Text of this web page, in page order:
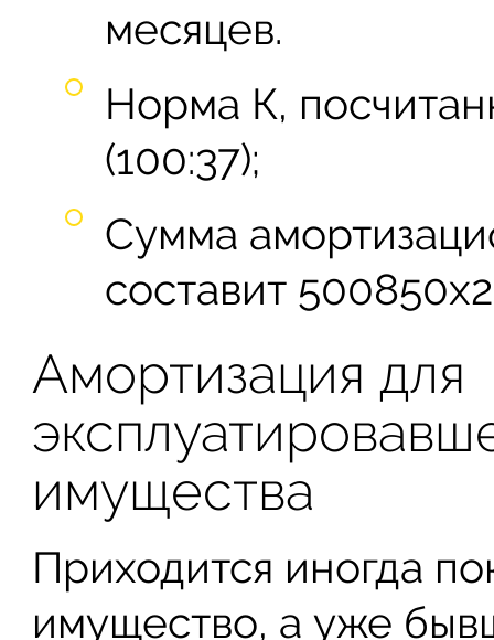
месяцев.
Норма К,
(100:37);
Сумма
составит
Амортизация для
имущества
Приходится иногда
имущество, а уже